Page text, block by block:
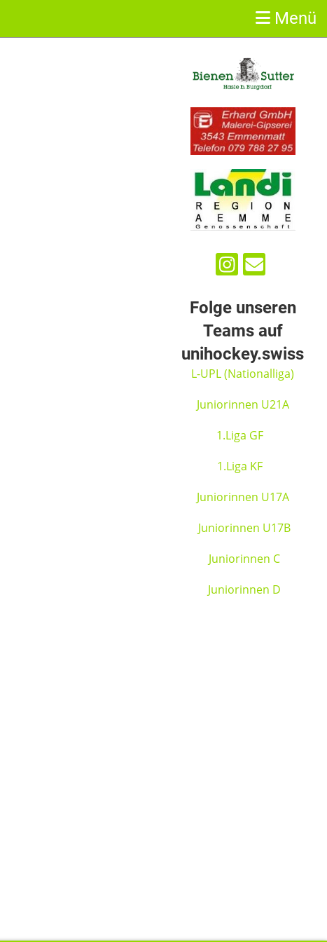
Menü
Folge unseren
Teams auf
unihockey.swiss
L-UPL (Nationalliga)
Juniorinnen U21A
1.Liga GF
1.Liga KF
Juniorinnen U17A
Juniorinnen U17B
Juniorinnen C
Juniorinnen D